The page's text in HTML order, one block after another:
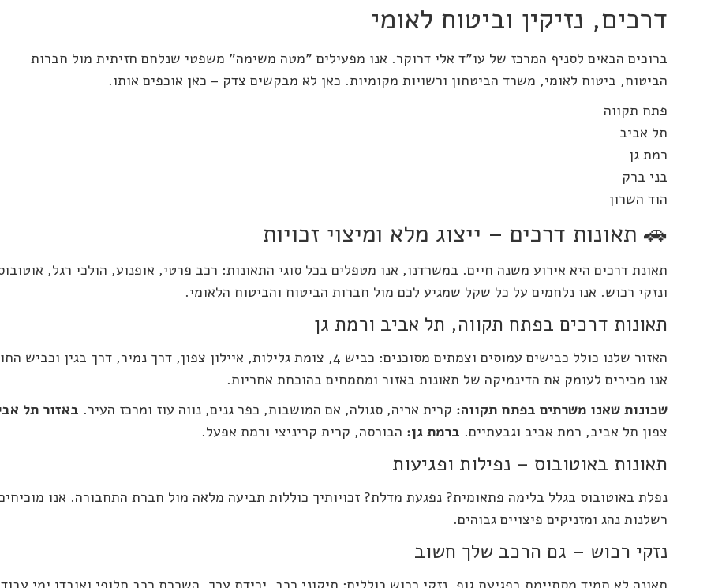
דרכים, נזיקין וביטוח לאומי
ברוכים הבאים לסניף המרכז של עו"ד אלי דרוקר. אנו מפעילים "מטה משימה" משפטי שנלחם חזיתית מול חברות
הביטוח, ביטוח לאומי, משרד הביטחון ורשויות מקומיות. כאן לא מבקשים צדק – כאן אוכפים אותו.
פתח תקווה
תל אביב
רמת גן
בני ברק
הוד השרון
🚗 תאונות דרכים – ייצוג מלא ומיצוי זכויות
תאונת דרכים היא אירוע משנה חיים. במשרדנו, אנו מטפלים בכל סוגי התאונות: רכב פרטי, אופנוע, הולכי רגל,
ונזקי רכוש. אנו נלחמים על כל שקל שמגיע לכם מול חברות הביטוח והביטוח הלאומי.
תאונות דרכים בפתח תקווה, תל אביב ורמת גן
האזור שלנו כולל כבישים עמוסים וצמתים מסוכנים: כביש 4, צומת גלילות, איילון צפון, דרך נמיר, דרך בגין וכביש
אנו מכירים לעומק את הדינמיקה של תאונות באזור ומתמחים בהוכחת אחריות.
שכונות שאנו משרתים בפתח תקווה: קרית אריה, סגולה, אם המושבות, כפר גנים, נווה עוז ומרכז העיר. באזור תל
צפון תל אביב, רמת אביב וגבעתיים. ברמת גן: הבורסה, קרית קריניצי ורמת אפעל.
תאונות באוטובוס – נפילות ופגיעות
נפלת באוטובוס בגלל בלימה פתאומית? נפגעת מדלת? זכויותיך כוללות תביעה מלאה מול חברת התחבורה. אנו
רשלנות נהג ומזניקים פיצויים גבוהים.
נזקי רכוש – גם הרכב שלך חשוב